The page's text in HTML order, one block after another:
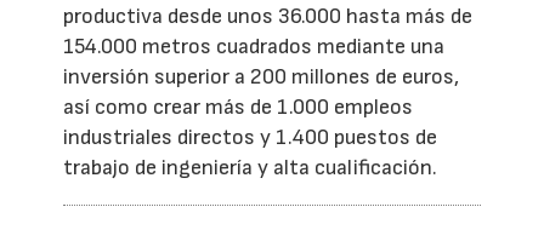
productiva desde unos 36.000 hasta más de
154.000 metros cuadrados mediante una
inversión superior a 200 millones de euros,
así como crear más de 1.000 empleos
industriales directos y 1.400 puestos de
trabajo de ingeniería y alta cualificación.